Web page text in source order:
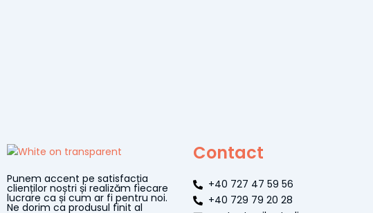
Punem accent pe satisfacția
clienților noștri și realizăm fiecare
lucrare ca și cum ar fi pentru noi.
Ne dorim ca produsul finit al
Contact
+40 727 47 59 56
+40 729 79 20 28